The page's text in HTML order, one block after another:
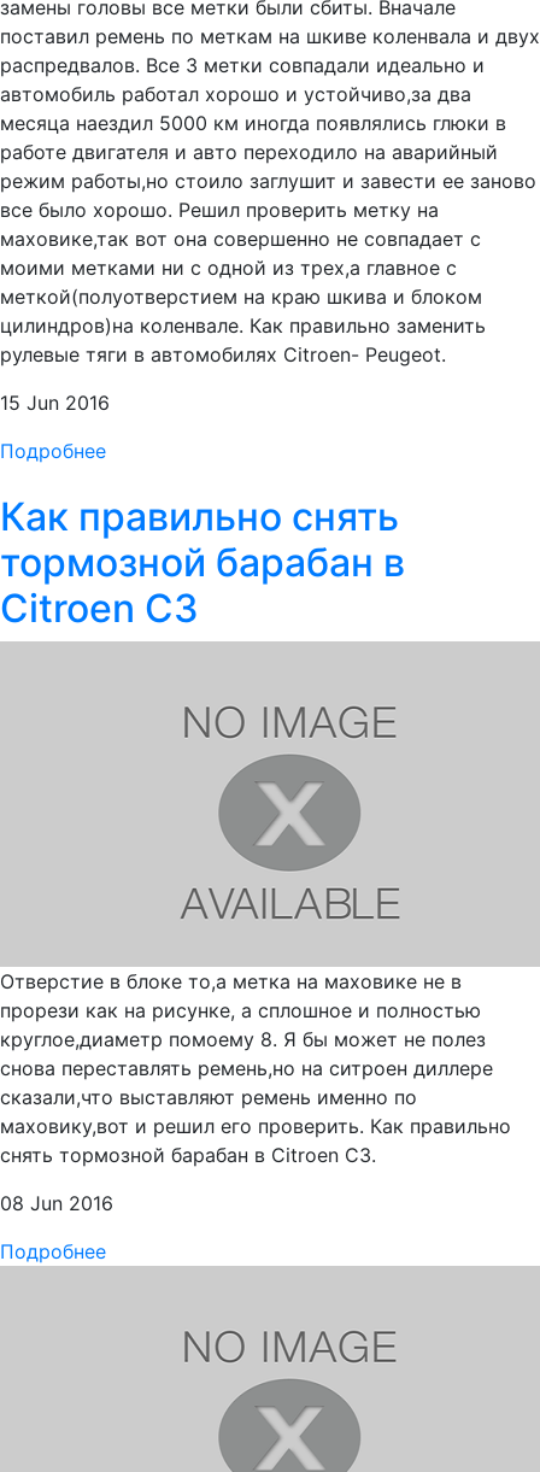
замены головы все метки были сбиты. Вначале
поставил ремень по меткам на шкиве коленвала и двух
распредвалов. Все 3 метки совпадали идеально и
автомобиль работал хорошо и устойчиво,за два
месяца наездил 5000 км иногда появлялись глюки в
работе двигателя и авто переходило на аварийный
режим работы,но стоило заглушит и завести ее заново
все было хорошо. Решил проверить метку на
маховике,так вот она совершенно не совпадает с
моими метками ни с одной из трех,а главное с
меткой(полуотверстием на краю шкива и блоком
цилиндров)на коленвале. Как правильно заменить
рулевые тяги в автомобилях Citroen- Peugeot.
15 Jun 2016
Подробнее
Как правильно снять
тормозной барабан в
Citroen C3
Отверстие в блоке то,а метка на маховике не в
прорези как на рисунке, а сплошное и полностью
круглое,диаметр помоему 8. Я бы может не полез
снова переставлять ремень,но на ситроен диллере
сказали,что выставляют ремень именно по
маховику,вот и решил его проверить. Как правильно
снять тормозной барабан в Citroen C3.
08 Jun 2016
Подробнее